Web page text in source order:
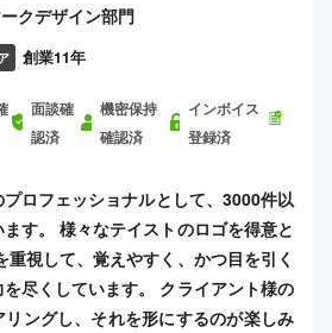
クデザイン部門
創業11年
面談確
認済
機密保持
確認済
インボイス
登録済
ロフェッショナルとして、3000件以
ます。 様々なテイストのロゴを得意と
重視して、覚えやすく、かつ目を引く
尽くしています。 クライアント様の
ングし、それを形にするのが楽しみ